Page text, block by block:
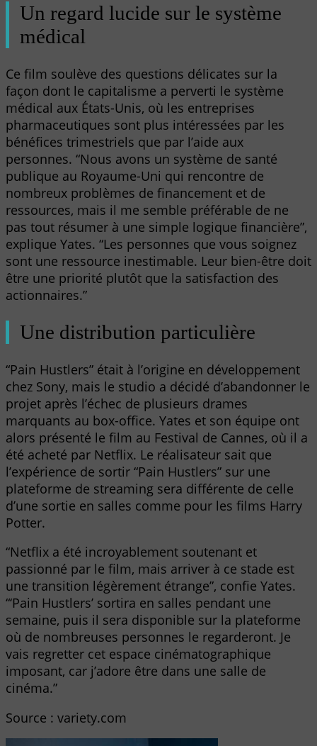
Un regard lucide sur le système
médical
Ce film soulève des questions délicates sur la
façon dont le capitalisme a perverti le système
médical aux États-Unis, où les entreprises
pharmaceutiques sont plus intéressées par les
bénéfices trimestriels que par l’aide aux
personnes. “Nous avons un système de santé
publique au Royaume-Uni qui rencontre de
nombreux problèmes de financement et de
ressources, mais il me semble préférable de ne
pas tout résumer à une simple logique financière”,
explique Yates. “Les personnes que vous soignez
sont une ressource inestimable. Leur bien-être doit
être une priorité plutôt que la satisfaction des
actionnaires.”
Une distribution particulière
“Pain Hustlers” était à l’origine en développement
chez Sony, mais le studio a décidé d’abandonner le
projet après l’échec de plusieurs drames
marquants au box-office. Yates et son équipe ont
alors présenté le film au Festival de Cannes, où il a
été acheté par Netflix. Le réalisateur sait que
l’expérience de sortir “Pain Hustlers” sur une
plateforme de streaming sera différente de celle
d’une sortie en salles comme pour les films Harry
Potter.
“Netflix a été incroyablement soutenant et
passionné par le film, mais arriver à ce stade est
une transition légèrement étrange”, confie Yates.
“‘Pain Hustlers’ sortira en salles pendant une
semaine, puis il sera disponible sur la plateforme
où de nombreuses personnes le regarderont. Je
vais regretter cet espace cinématographique
imposant, car j’adore être dans une salle de
cinéma.”
Source : variety.com